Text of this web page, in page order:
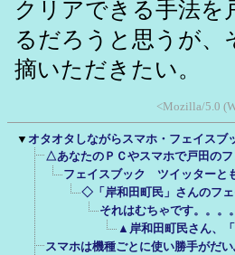
クリアできる手法を
るだろうと思うが、
摘いただきたい。
<Mozilla/5.0
▼ オタオタしながらスマホ・フェイスブ
△あなたのＰＣやスマホで戸田の
フェイスブック ツイッターと
◇「岸和田町民」さんのフ
それはむちゃです。。。。
▲岸和田町民さん、
スマホは機種ごとに使い勝手がだ